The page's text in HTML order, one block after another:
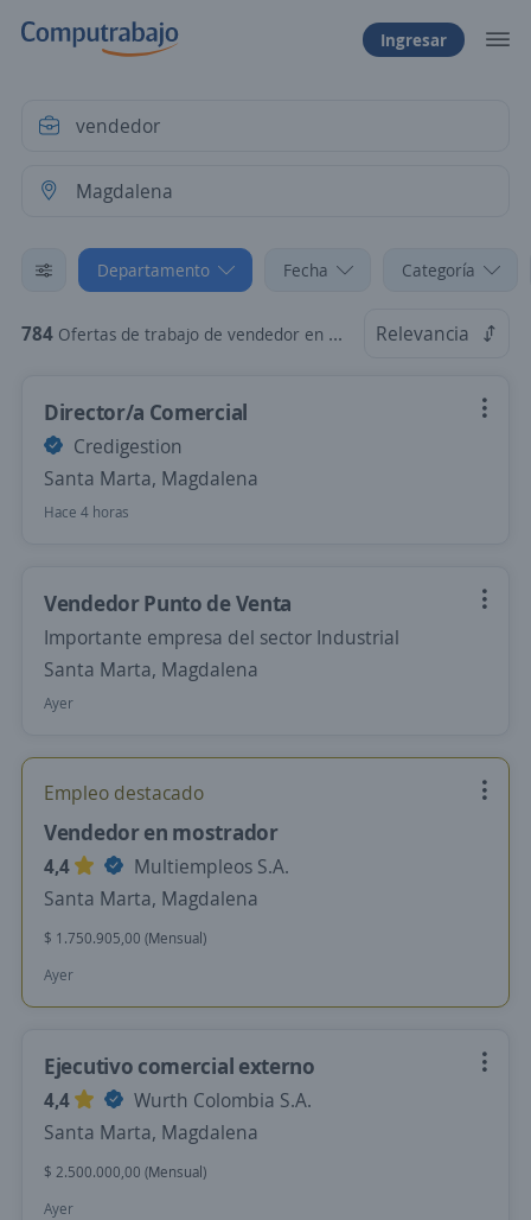
Ingresar
Departamento Fecha Categoría
784 Ofertas de trabajo de vendedor en Magdalena Relevancia
Director/a Comercial
Credigestion
Santa Marta, Magdalena
Hace 4 horas
Vendedor Punto de Venta
Importante empresa del sector Industrial
Santa Marta, Magdalena
Ayer
Empleo destacado
Vendedor en mostrador
4,4
Multiempleos S.A.
Santa Marta, Magdalena
$ 1.750.905,00 (Mensual)
Ayer
Ejecutivo comercial externo
4,4
Wurth Colombia S.A.
Santa Marta, Magdalena
$ 2.500.000,00 (Mensual)
Ayer